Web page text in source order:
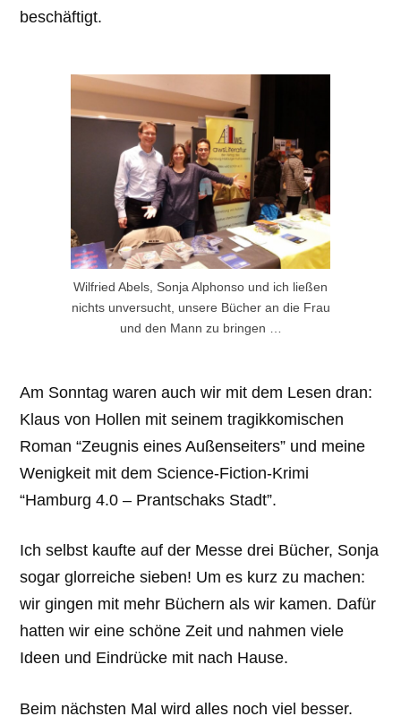
beschäftigt.
Wilfried Abels, Sonja Alphonso und ich ließen
nichts unversucht, unsere Bücher an die Frau
und den Mann zu bringen …
Am Sonntag waren auch wir mit dem Lesen dran:
Klaus von Hollen mit seinem tragikkomischen
Roman “Zeugnis eines Außenseiters” und meine
Wenigkeit mit dem Science-Fiction-Krimi
“Hamburg 4.0 – Prantschaks Stadt”.
Ich selbst kaufte auf der Messe drei Bücher, Sonja
sogar glorreiche sieben! Um es kurz zu machen:
wir gingen mit mehr Büchern als wir kamen. Dafür
hatten wir eine schöne Zeit und nahmen viele
Ideen und Eindrücke mit nach Hause.
Beim nächsten Mal wird alles noch viel besser.